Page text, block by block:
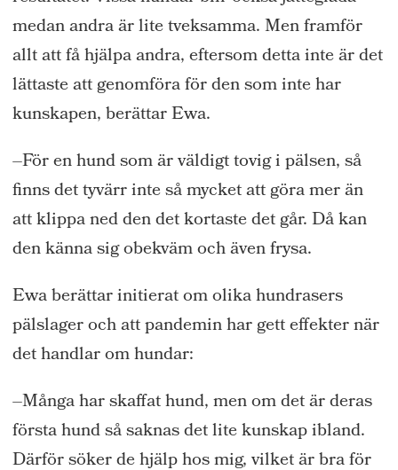
medan andra är lite tveksamma.Menframför
alltattfåhjälpaandra, eftersom detta inte är det
lättaste att genomföra för den som inte har
kunskapen, berättar Ewa.
–För en hund som är väldigt tovig i pälsen, så
finns det tyvärr inte så mycket att göra mer än
att klippa ned den det kortaste det går. Då kan
den känna sig obekväm och även frysa.
Ewa berättar initierat om olika hundrasers
pälslageroch attpandemin har gett effekter när
det handlar om hundar:
–Många har skaffat hund, men om det är deras
första hund så saknas det lite kunskap ibland.
Därför söker de hjälp hos mig, vilket är bra för